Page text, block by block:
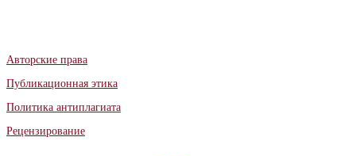
Авторские права
Публикационная этика
Политика антиплагиата
Рецензирование